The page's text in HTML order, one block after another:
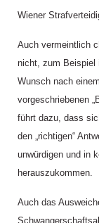
Wiener
Auch vermeintlich
nicht, zum Beispiel
Wunsch nach
vorgeschriebenen
führt dazu, dass
den „richtigen“
unwürdigen und in
herauszukommen.
Auch das